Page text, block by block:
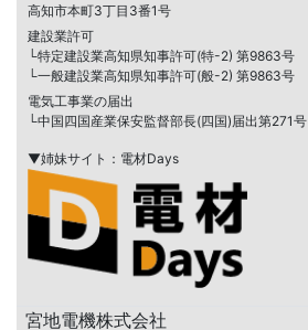
高知市本町3丁目3番1号
建設業許可
└特定建設業高知県知事許可(特-2) 第9863号
└一般建設業高知県知事許可(般-2) 第9863号
電気工事業の届出
└中国四国産業保安監督部長(四国)届出第271号
▼姉妹サイト：電材Days
宮地電機株式会社